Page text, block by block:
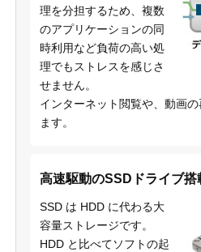
理を分担するため、複数
のアプリケーションの同
時利用など負荷の高い処
理でもストレスを感じさ
せません。
インターネット閲覧や、動画
ます。
高速駆動のSSDドライブ搭
SSD は HDD に代わる大
容量ストレージです。
HDD と比べてソフトの起